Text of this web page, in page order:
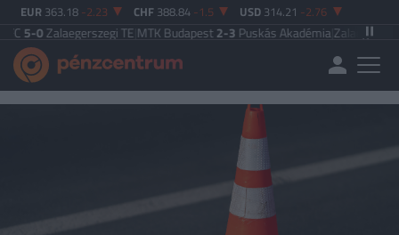
EUR 363.18 -2.23 CHF 388.84 -1.5 USD 314.21 -2.76
TE|MTK Budapest2-3Puskás Akadémia|Zalaegerszegi TE 5-2